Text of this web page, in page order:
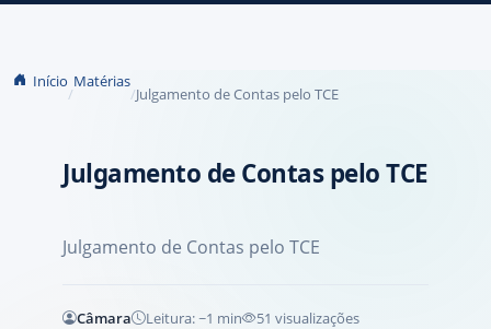
Início Matérias
Julgamento de Contas pelo TCE
Julgamento de Contas pelo TCE
Julgamento de Contas pelo TCE
Câmara Leitura: ~1 min 51 visualizações